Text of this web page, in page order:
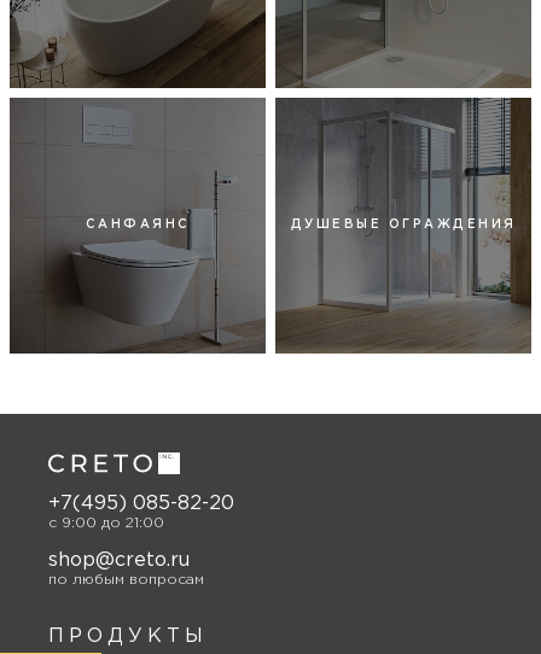
САНФАЯНС ДУШЕВЫЕ ОГРАЖДЕНИЯ
ПРОДУКТЫ
+7(495) 085-82-20
c 9:00 до 21:00
shop@creto.ru
по любым вопросам